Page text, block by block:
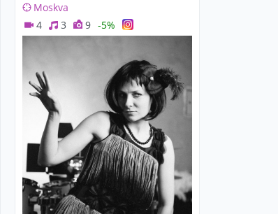
Moskva
4
3 9 -5%